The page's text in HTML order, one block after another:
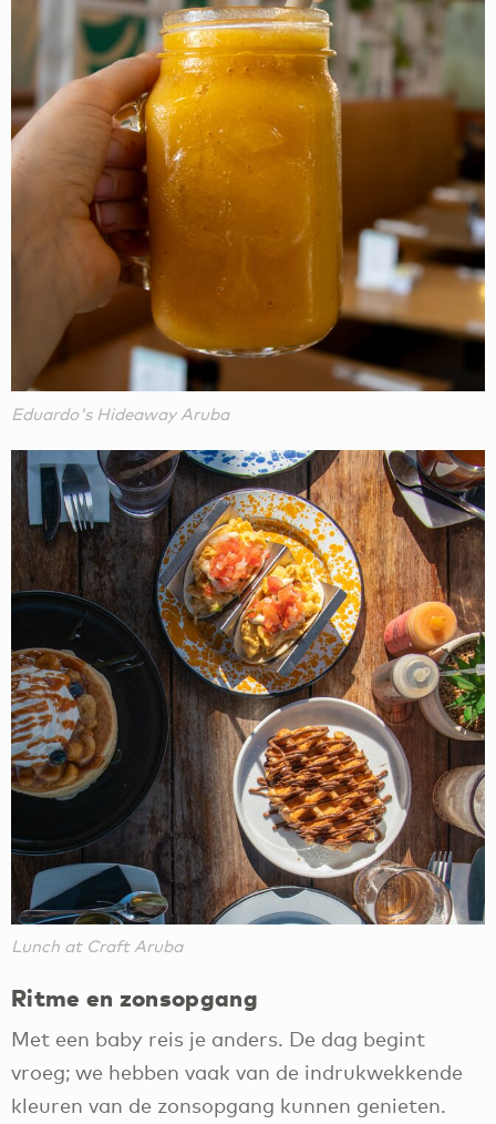
Eduardo's Hideaway Aruba
Lunch at Craft Aruba
Ritme en zonsopgang
Met een baby reis je anders. De dag begint
vroeg; we hebben vaak van de indrukwekkende
kleuren van de zonsopgang kunnen genieten.